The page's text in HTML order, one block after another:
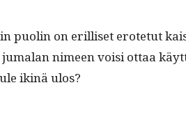
puolin on eril­liset erote­tut
nimeen voisi ottaa
ikinä ulos?